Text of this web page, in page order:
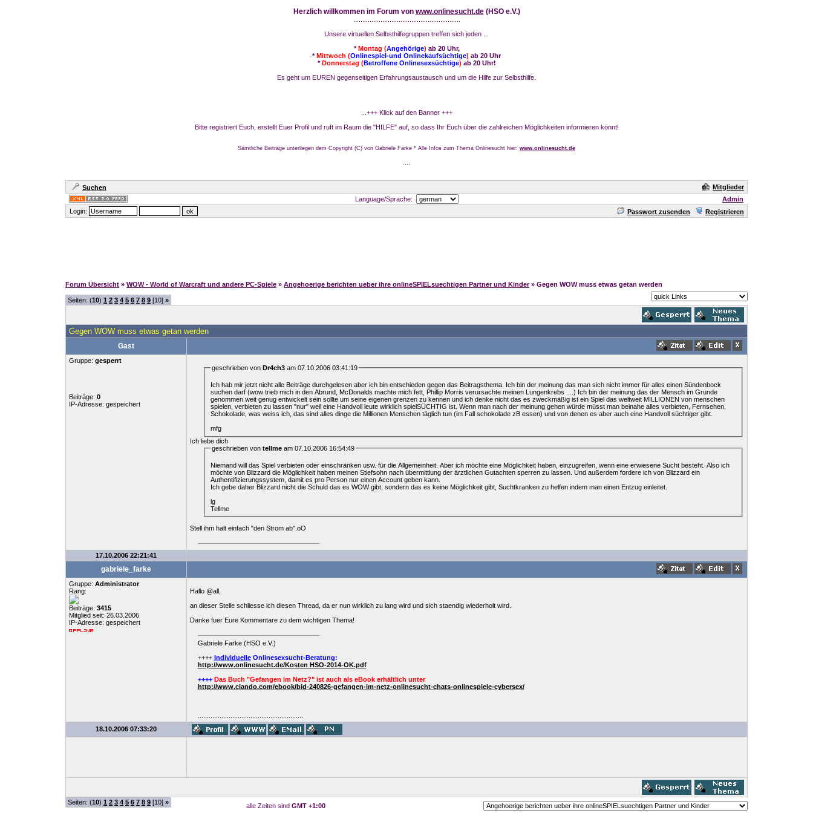
Herzlich willkommen im Forum von www.onlinesucht.de(HSO e.V.)
Unsere virtuellen Selbsthilfegruppen treffen sich jeden ...
*Montag (Angehörige) ab 20 Uhr,
*Mittwoch (Onlinespiel-und Onlinekaufsüchtige) ab 20 Uhr
*Donnerstag (Betroffene Onlinesexsüchtige) ab 20 Uhr!
Es geht um EUREN gegenseitigen Erfahrungsaustausch und um die Hilfe zur Selbsthilfe.
...+++ Klick auf den Banner +++
Bitte registriert Euch, erstellt Euer Profil und ruft im Raum die "HILFE" auf, so dass Ihr Euch über die zahlreichen Möglichkeiten informieren könnt!
Sämtliche Beiträge unterliegen dem Copyright (C) von Gabriele Farke * Alle Infos zum Thema Onlinesucht hier: www.onlinesucht.de
Suchen
Mitglieder
Language/Sprache:
Admin
Login:
Passwort zusenden Registrieren
Forum Übersicht » WOW - World of Warcraft und andere PC-Spiele » Angehoerige berichten ueber ihre onlineSPIELsuechtigen Partner und Kinder » Gegen WOW muss etwas getan werden
Seiten: (10) 1 2 3 4 5 6 7 8 9 [10] »
Gegen WOW muss etwas getan werden
Gast
Gruppe: gesperrt
Beiträge: 0
IP-Adresse: gespeichert
geschrieben von Dr4ch3am 07.10.2006 03:41:19
Ich hab mir jetzt nicht alle Beiträge durchgelesen aber ich bin entschieden gegen das Beitragsthema. Ich bin der meinung das man sich nicht immer für alles einen Sündenbock
suchen darf (wow trieb mich in den Abrund, McDonalds machte mich fett, Phillip Morris verursachte meinen Lungenkrebs ....) Ich bin der meinung das der Mensch im Grunde
genommen weit genug entwickelt sein sollte um seine eigenen grenzen zu kennen und ich denke nicht das es zweckmäßig ist ein Spiel das weltweit MILLIONEN von menschen
spielen, verbieten zu lassen "nur" weil eine Handvoll leute wirklich spielSÜCHTIG ist. Wenn man nach der meinung gehen würde müsst man beinahe alles verbieten, Fernsehen,
Schokolade, was weiss ich, das sind alles dinge die Millionen Menschen täglich tun (im Fall schokolade zB essen) und von denen es aber auch eine Handvoll süchtiger gibt.
mfg
Ich liebe dich
geschrieben von tellmeam 07.10.2006 16:54:49
Niemand will das Spiel verbieten oder einschränken usw. für die Allgemeinheit. Aber ich möchte eine Möglichkeit haben, einzugreifen, wenn eine erwiesene Sucht besteht. Also ich
möchte von Blizzard die Möglichkeit haben meinen Stiefsohn nach übermittlung der ärztlichen Gutachten sperren zu lassen. Und außerdem fordere ich von Blizzard ein
Authentifizierungssystem, damit es pro Person nur einen Account geben kann.
Ich gebe daher Blizzard nicht die Schuld das es WOW gibt, sondern das es keine Möglichkeit gibt, Suchtkranken zu helfen indem man einen Entzug einleitet.
lg
Tellme
Stell ihm halt einfach "den Strom ab".oO
17.10.2006 22:21:41
gabriele_farke
Gruppe: Administrator
Rang:
Beiträge: 3415
Mitglied seit: 26.03.2006
IP-Adresse: gespeichert
Hallo @all,
an dieser Stelle schliesse ich diesen Thread, da er nun wirklich zu lang wird und sich staendig wiederholt wird.
Danke fuer Eure Kommentare zu dem wichtigen Thema!
Gabriele Farke (HSO e.V.)
++++ IndividuelleOnlinesexsucht-Beratung:
http://www.onlinesucht.de/Kosten HSO-2014-OK.pdf
++++ Das Buch "Gefangen im Netz?" ist auch als eBook erhältlich unter
http://www.ciando.com/ebook/bid-240826-gefangen-im-netz-onlinesucht-chats-onlinespiele-cybersex/
18.10.2006 07:33:20
Seiten: (10) 1 2 3 4 5 6 7 8 9 [10] » alle Zeiten sind GMT +1:00